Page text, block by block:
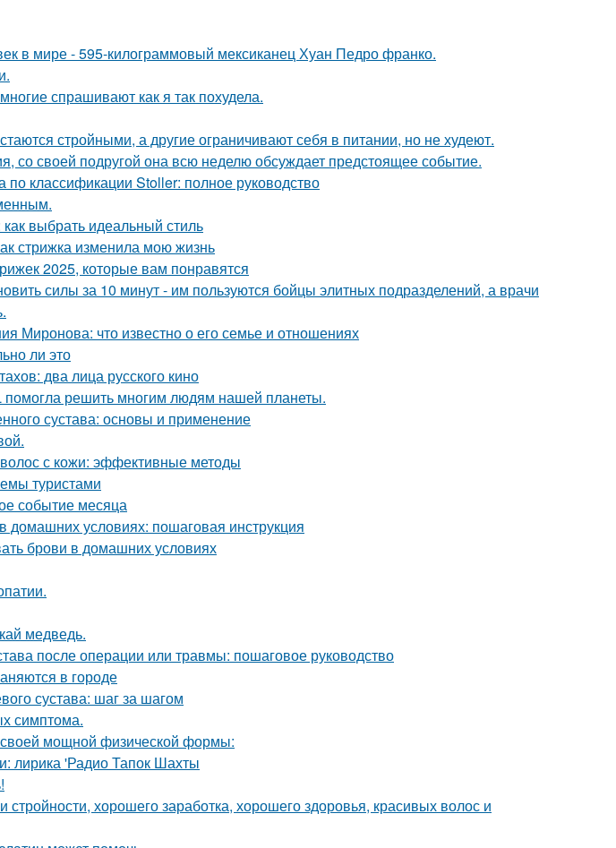
в мире - 595-килограммовый мексиканец Хуан Педро франко.
спрашивают как я так похудела.
стройными, а другие ограничивают себя в питании, но не худеют.
со своей подругой она всю неделю обсуждает предстоящее событие.
классификации Stoller: полное руководство
выбрать идеальный стиль
стрижка изменила мою жизнь
2025, которые вам понравятся
силы за 10 минут - им пользуются бойцы элитных подразделений, а врачи
Миронова: что известно о его семье и отношениях
ли это
два лица русского кино
помогла решить многим людям нашей планеты.
сустава: основы и применение
с кожи: эффективные методы
туристами
событие месяца
домашних условиях: пошаговая инструкция
брови в домашних условиях
медведь.
после операции или травмы: пошаговое руководство
в городе
сустава: шаг за шагом
симптома.
мощной физической формы:
лирика 'Радио Тапок Шахты
стройности, хорошего заработка, хорошего здоровья, красивых волос и